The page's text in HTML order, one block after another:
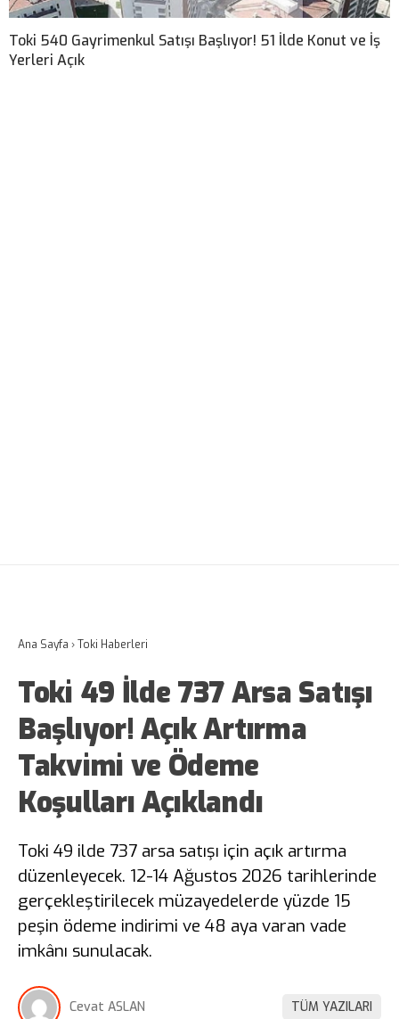
Toki 540 Gayrimenkul Satışı Başlıyor! 51 İlde Konut ve İş
Yerleri Açık
Ana Sayfa ›Toki Haberleri
Toki 49 İlde 737 Arsa Satışı
Başlıyor! Açık Artırma
Takvimi ve Ödeme
Koşulları Açıklandı
Toki 49 ilde 737 arsa satışı için açık artırma
düzenleyecek. 12-14 Ağustos 2026 tarihlerinde
gerçekleştirilecek müzayedelerde yüzde 15
peşin ödeme indirimi ve 48 aya varan vade
imkânı sunulacak.
Cevat ASLAN TÜM YAZILARI